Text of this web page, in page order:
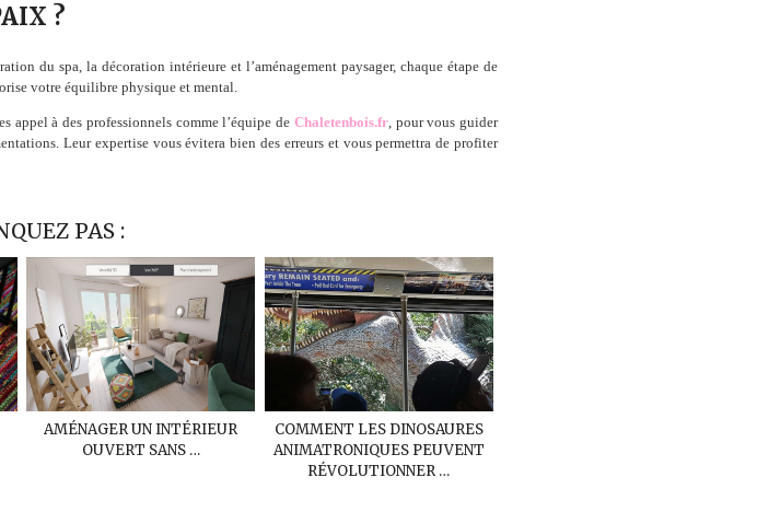
?
du spa, la décoration intérieure et l’aménagement paysager, chaque étape de
votre équilibre physique et mental.
appel à des professionnels comme l’équipe de Chaletenbois.fr, pour vous guider
Leur expertise vous évitera bien des erreurs et vous permettra de profiter
PAS :
AMÉNAGER UN INTÉRIEUR
OUVERT SANS …
COMMENT LES DINOSAURES
ANIMATRONIQUES PEUVENT
RÉVOLUTIONNER …